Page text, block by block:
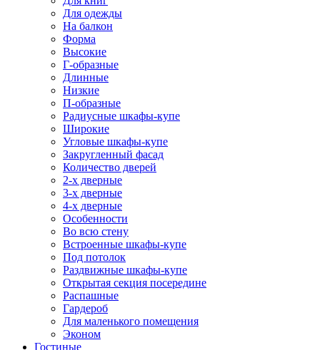
Для одежды
На балкон
Форма
Высокие
Г-образные
Длинные
Низкие
П-образные
Радиусные шкафы-купе
Широкие
Угловые шкафы-купе
Закругленный фасад
Количество дверей
2-х дверные
3-х дверные
4-х дверные
Особенности
Во всю стену
Встроенные шкафы-купе
Под потолок
Раздвижные шкафы-купе
Открытая секция посередине
Распашные
Гардероб
Для маленького помещения
Эконом
Гостиные